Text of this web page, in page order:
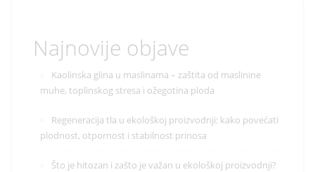
Najnovije objave
Kaolinska glina u maslinama – zaštita od maslinine
muhe, toplinskog stresa i ožegotina ploda
Regeneracija tla u ekološkoj proizvodnji: kako povećati
plodnost, otpornost i stabilnost prinosa
Što je hitozan i zašto je važan u ekološkoj proizvodnji?